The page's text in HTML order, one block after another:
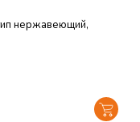
нержавеющий,